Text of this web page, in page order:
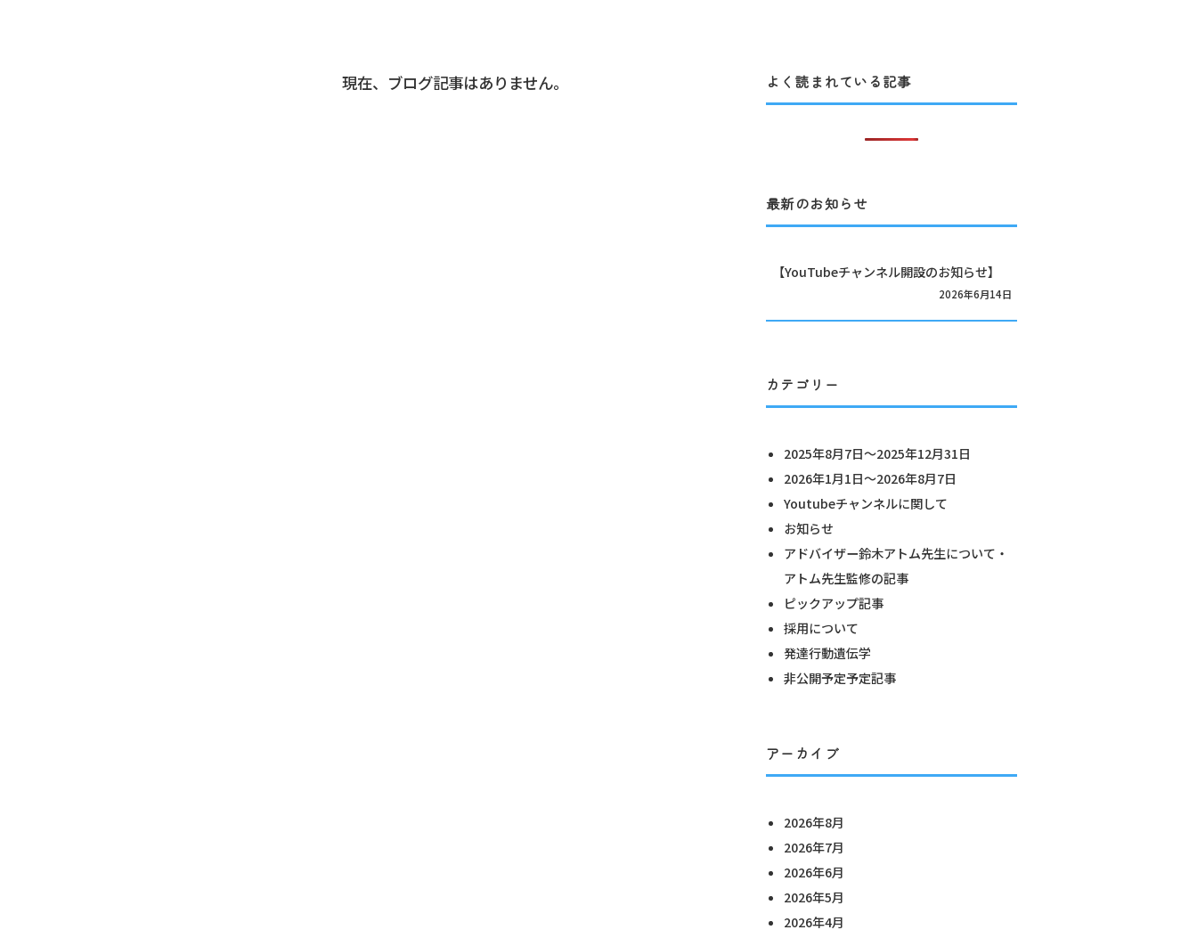
現在、ブログ記事はありません。 よく読まれている記事
最新のお知らせ
【YouTubeチャンネル開設のお知らせ】
2026年6月14日
カテゴリー
2025年8月7日～2025年12月31日
2026年1月1日～2026年8月7日
Youtubeチャンネルに関して
お知らせ
アドバイザー鈴木アトム先生について・
アトム先生監修の記事
ピックアップ記事
採用について
発達行動遺伝学
非公開予定予定記事
アーカイブ
2026年8月
2026年7月
2026年6月
2026年5月
2026年4月